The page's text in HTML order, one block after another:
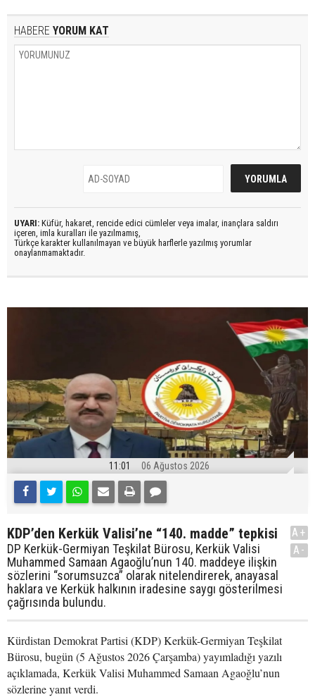
HABERE YORUM KAT
UYARI: Küfür, hakaret, rencide edici cümleler veya imalar, inançlara saldırı
içeren, imla kuralları ile yazılmamış,
Türkçe karakter kullanılmayan ve büyük harflerle yazılmış yorumlar
onaylanmamaktadır.
11:01 06 Ağustos 2026
KDP’den Kerkük Valisi’ne “140. madde” tepkisi
DP Kerkük-Germiyan Teşkilat Bürosu, Kerkük Valisi
Muhammed Samaan Agaoğlu’nun 140. maddeye ilişkin
sözlerini “sorumsuzca” olarak nitelendirerek, anayasal
haklara ve Kerkük halkının iradesine saygı gösterilmesi
çağrısında bulundu.
A+
A-
Kürdistan Demokrat Partisi (KDP) Kerkük-Germiyan Teşkilat
Bürosu, bugün (5 Ağustos 2026 Çarşamba) yayımladığı yazılı
açıklamada, Kerkük Valisi Muhammed Samaan Agaoğlu’nun
sözlerine yanıt verdi.